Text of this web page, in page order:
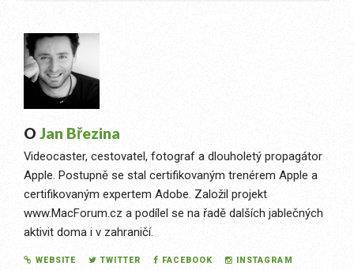
O Jan Březina
Videocaster, cestovatel, fotograf a dlouholetý propagátor
Apple. Postupně se stal certifikovaným trenérem Apple a
certifikovaným expertem Adobe. Založil projekt
www.MacForum.cz a podílel se na řadě dalších jablečných
aktivit doma i v zahraničí.
WEBSITE TWITTER FACEBOOK INSTAGRAM